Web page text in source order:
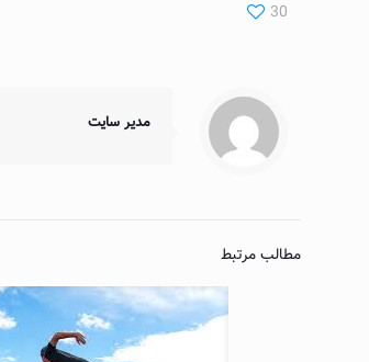
30
مدیر سایت
مطالب مرتبط